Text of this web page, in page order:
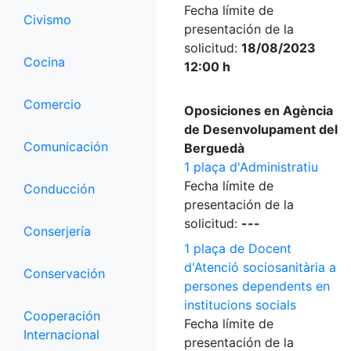
Civismo
Cocina
Comercio
Comunicación
Conducción
Conserjería
Conservación
Cooperación
Internacional
Fecha límite de
presentación de la
solicitud: 18/08/2023
12:00 h
Oposiciones en Agència
de Desenvolupament del
Berguedà
1 plaça d'Administratiu
Fecha límite de
presentación de la
solicitud: ---
1 plaça de Docent
d'Atenció sociosanitària a
persones dependents en
institucions socials
Fecha límite de
presentación de la